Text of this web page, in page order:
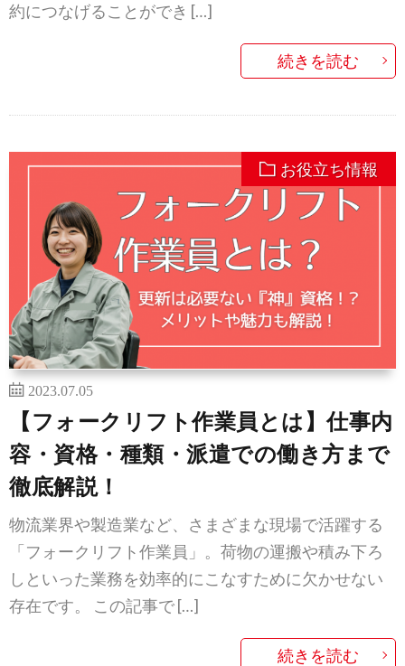
約につなげることができ […]
続きを読む
お役立ち情報
2023.07.05
【フォークリフト作業員とは】仕事内
容・資格・種類・派遣での働き方まで
徹底解説！
物流業界や製造業など、さまざまな現場で活躍する
「フォークリフト作業員」。荷物の運搬や積み下ろ
しといった業務を効率的にこなすために欠かせない
存在です。 この記事で […]
続きを読む